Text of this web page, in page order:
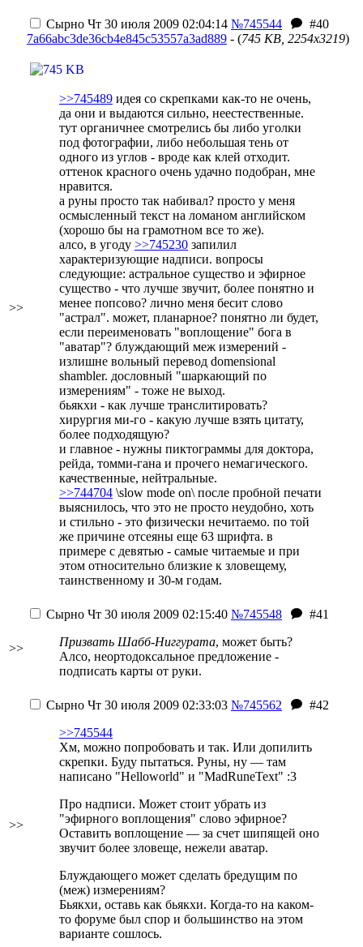
>>
Сырно Чт 30 июля 2009 02:04:14 №745544
#40
7a66abc3de36cb4e845c53557a3ad889 - (745 KB, 2254x3219)
>>745489 идея со скрепками как-то не очень,
да они и выдаются сильно, неестественные.
тут органичнее смотрелись бы либо уголки
под фотографии, либо небольшая тень от
одного из углов - вроде как клей отходит.
оттенок красного очень удачно подобран, мне
нравится.
а руны просто так набивал? просто у меня
осмысленный текст на ломаном английском
(хорошо бы на грамотном все то же).
алсо, в угоду >>745230 запилил
характеризующие надписи. вопросы
следующие: астральное существо и эфирное
существо - что лучше звучит, более понятно и
менее попсово? лично меня бесит слово
"астрал". может, планарное? понятно ли будет,
если переименовать "воплощение" бога в
"аватар"? блуждающий меж измерений -
излишне вольный перевод domensional
shambler. дословный "шаркающий по
измерениям" - тоже не выход.
бьякхи - как лучше транслитировать?
хирургия ми-го - какую лучше взять цитату,
более подходящую?
и главное - нужны пиктограммы для доктора,
рейда, томми-гана и прочего немагического.
качественные, нейтральные.
>>744704 \slow mode on\ после пробной печати
выяснилось, что это не просто неудобно, хоть
и стильно - это физически нечитаемо. по той
же причине отсеяны еще 63 шрифта. в
примере с девятью - самые читаемые и при
этом относительно близкие к зловещему,
таинственному и 30-м годам.
>>
Сырно Чт 30 июля 2009 02:15:40 №745548
#41
Призвать Шабб-Ниггурата, может быть?
Алсо, неортодоксальное предложение -
подписать карты от руки.
>>
Сырно Чт 30 июля 2009 02:33:03 №745562
#42
>>745544
Хм, можно попробовать и так. Или допилить
скрепки. Буду пытаться. Руны, ну — там
написано "Helloworld" и "MadRuneText" :3
Про надписи. Может стоит убрать из
"эфирного воплощения" слово эфирное?
Оставить воплощение — за счет шипящей оно
звучит более зловеще, нежели аватар.
Блуждающего может сделать бредущим по
(меж) измерениям?
Бьякхи, оставь как бьякхи. Когда-то на каком-
то форуме был спор и большинство на этом
варианте сошлось.